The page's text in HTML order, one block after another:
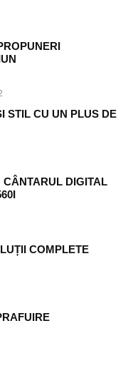
STIL CU UN PLUS DE
DIGITAL
COMPLETE